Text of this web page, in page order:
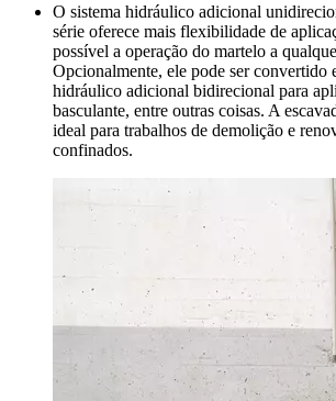
O sistema hidráulico adicional
série oferece mais flexibilidade de
possível a operação do martelo a
Opcionalmente, ele pode ser convertido
hidráulico adicional bidirecional para
basculante, entre outras coisas. A
ideal para trabalhos de demolição e
confinados.